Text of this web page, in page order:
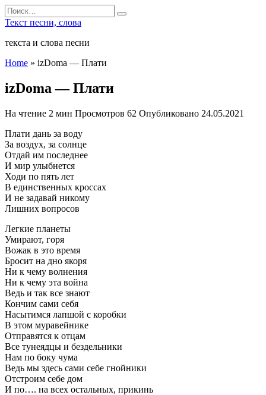
Перейти
к
Search
for:
Текст песни, слова
текста и слова песни
Home » izDoma — Плати
izDoma — Плати
На чтение 2 мин Просмотров 62 Опубликовано 24.05.2021
Плати дань за воду
За воздух, за солнце
Отдай им последнее
И мир улыбнется
Ходи по пять лет
В единственных кроссах
И не задавай никому
Лишних вопросов
Легкие планеты
Умирают, горя
Вожак в это время
Бросит на дно якоря
Ни к чему волнения
Ни к чему эта война
Ведь и так все знают
Кончим сами себя
Насытимся лапшой с коробки
В этом муравейнике
Отправятся к отцам
Все тунеядцы и бездельники
Нам по боку чума
Ведь мы здесь сами себе гнойники
Отстроим себе дом
И по…. на всех остальных, прикинь